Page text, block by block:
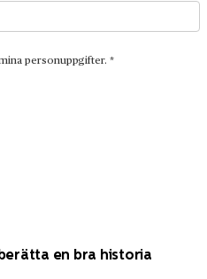
en bra historia